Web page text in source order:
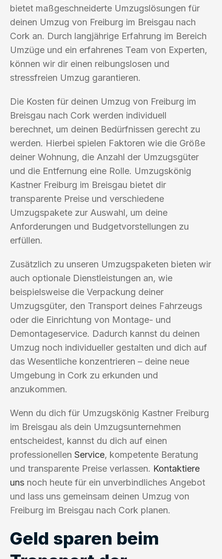
bietet maßgeschneiderte Umzugslösungen für
deinen Umzug von Freiburg im Breisgau nach
Cork an. Durch langjährige Erfahrung im Bereich
Umzüge und ein erfahrenes Team von Experten,
können wir dir einen reibungslosen und
stressfreien Umzug garantieren.
Die Kosten für deinen Umzug von Freiburg im
Breisgau nach Cork werden individuell
berechnet, um deinen Bedürfnissen gerecht zu
werden. Hierbei spielen Faktoren wie die Größe
deiner Wohnung, die Anzahl der Umzugsgüter
und die Entfernung eine Rolle. Umzugskönig
Kastner Freiburg im Breisgau bietet dir
transparente Preise und verschiedene
Umzugspakete zur Auswahl, um deine
Anforderungen und Budgetvorstellungen zu
erfüllen.
Zusätzlich zu unseren Umzugspaketen bieten wir
auch optionale Dienstleistungen an, wie
beispielsweise die Verpackung deiner
Umzugsgüter, den Transport deines Fahrzeugs
oder die Einrichtung von Montage- und
Demontageservice. Dadurch kannst du deinen
Umzug noch individueller gestalten und dich auf
das Wesentliche konzentrieren – deine neue
Umgebung in Cork zu erkunden und
anzukommen.
Wenn du dich für Umzugskönig Kastner Freiburg
im Breisgau als dein Umzugsunternehmen
entscheidest, kannst du dich auf einen
professionellen Service, kompetente Beratung
und transparente Preise verlassen. Kontaktiere
uns noch heute für ein unverbindliches Angebot
und lass uns gemeinsam deinen Umzug von
Freiburg im Breisgau nach Cork planen.
Geld sparen beim